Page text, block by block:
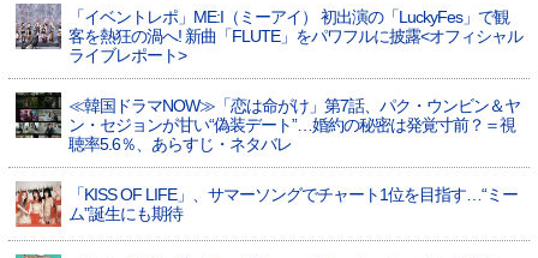
「イベントレポ」ME:I（ミーアイ） 初出演の「LuckyFes」で観
客を熱狂の渦へ! 新曲「FLUTE」をパワフルに披露<オフィシャル
ライブレポート>
≪韓国ドラマNOW≫「恋は命がけ」第7話、パク・ウンビン＆ヤ
ン・セジョンが甘い“偽装デート”…婚約の秘密は発覚寸前？＝視
聴率5.6％、あらすじ・ネタバレ
「KISS OF LIFE」、サマーソングでチャート1位を目指す…“ミー
ム”誕生にも期待